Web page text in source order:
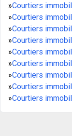
»Courtiers
»Courtiers
»Courtiers
»Courtiers
»Courtiers
»Courtiers
»Courtiers
»Courtiers
»Courtiers